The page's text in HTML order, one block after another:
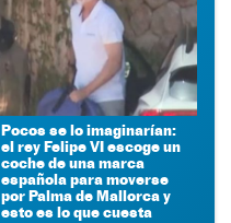
Pocos se lo imaginarían:
el rey Felipe VI escoge un
coche de una marca
española para moverse
por Palma de Mallorca y
esto es lo que cuesta